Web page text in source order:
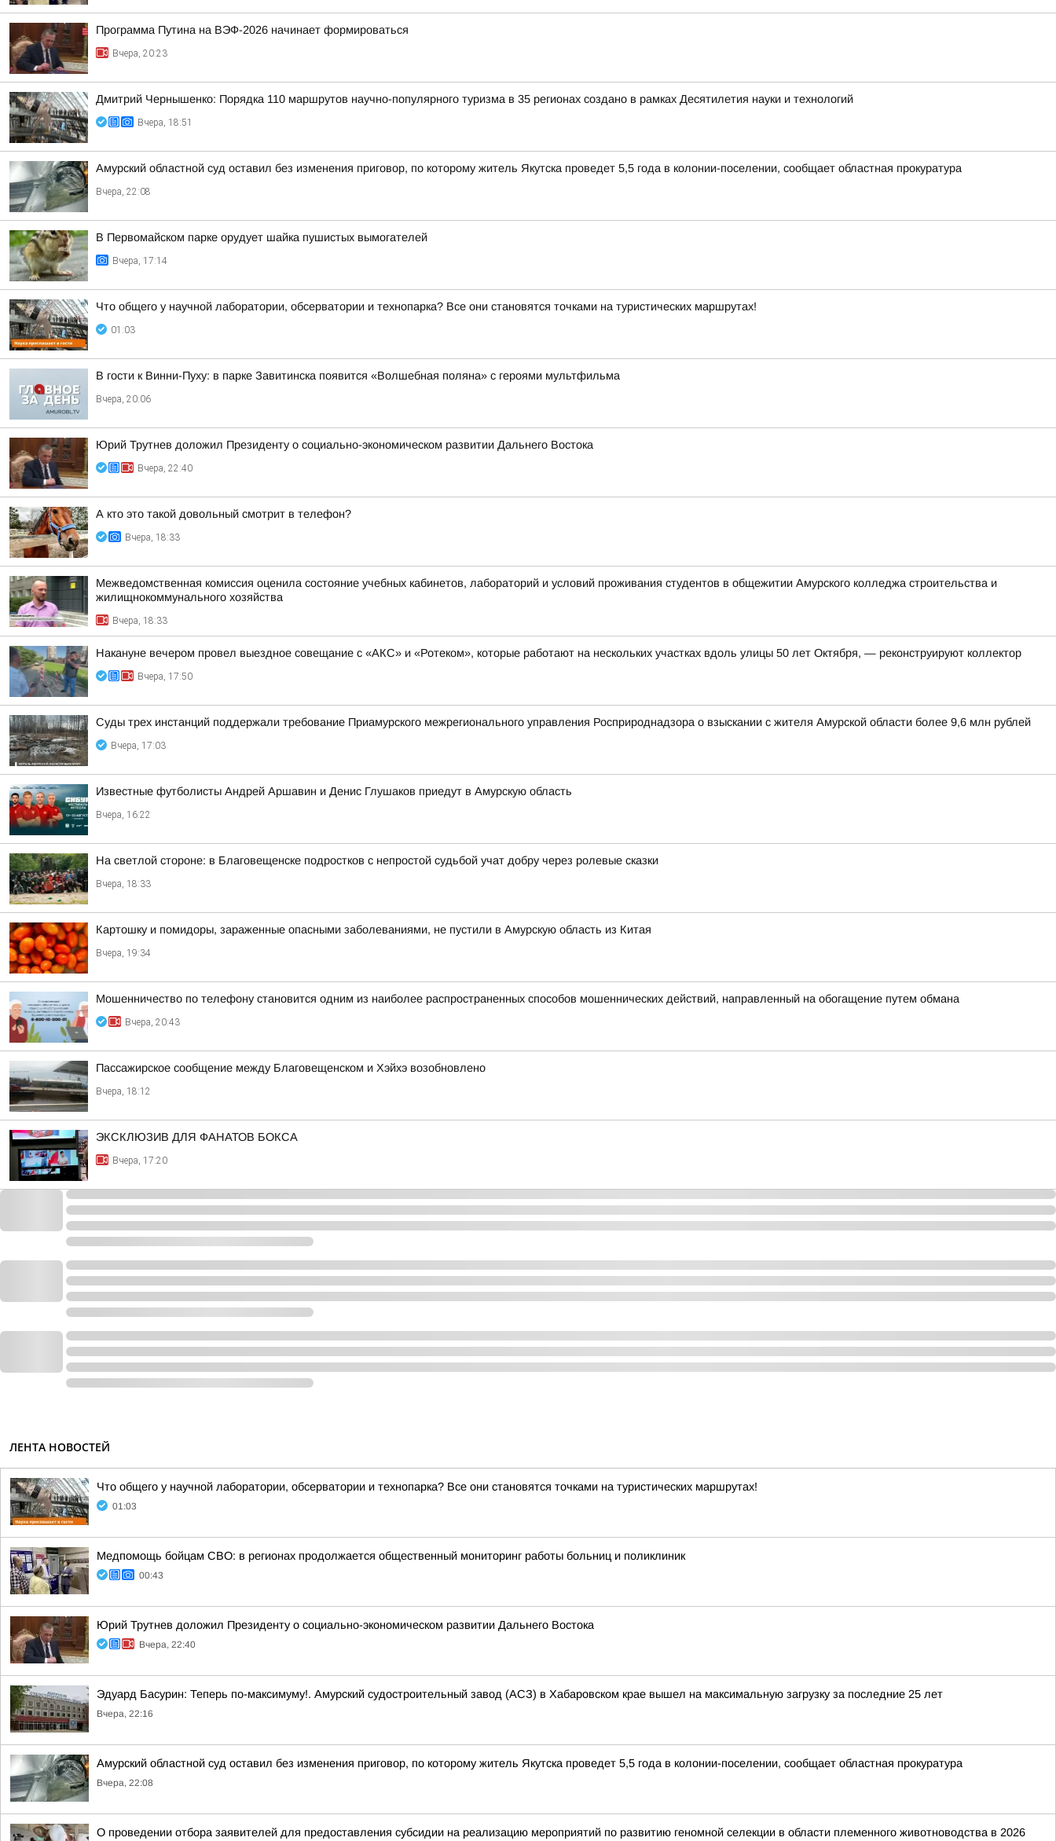
Программа Путина на ВЭФ-2026 начинает формироваться
Вчера, 20:23
Дмитрий Чернышенко: Порядка 110 маршрутов научно-популярного туризма в 35 регионах создано в рамках Десятилетия науки и технологий
Вчера, 18:51
Амурский областной суд оставил без изменения приговор, по которому житель Якутска проведет 5,5 года в колонии-поселении, сообщает областная прокуратура
Вчера, 22:08
В Первомайском парке орудует шайка пушистых вымогателей
Вчера, 17:14
Что общего у научной лаборатории, обсерватории и технопарка? Все они становятся точками на туристических маршрутах!
01:03
В гости к Винни-Пуху: в парке Завитинска появится «Волшебная поляна» с героями мультфильма
Вчера, 20:06
Юрий Трутнев доложил Президенту о социально-экономическом развитии Дальнего Востока
Вчера, 22:40
А кто это такой довольный смотрит в телефон?
Вчера, 18:33
Межведомственная комиссия оценила состояние учебных кабинетов, лабораторий и условий проживания студентов в общежитии Амурского колледжа строительства и
жилищнокоммунального хозяйства
Вчера, 18:33
Накануне вечером провел выездное совещание с «АКС» и «Ротеком», которые работают на нескольких участках вдоль улицы 50 лет Октября, — реконструируют коллектор
Вчера, 17:50
Суды трех инстанций поддержали требование Приамурского межрегионального управления Росприроднадзора о взыскании с жителя Амурской области более 9,6 млн рублей
Вчера, 17:03
Известные футболисты Андрей Аршавин и Денис Глушаков приедут в Амурскую область
Вчера, 16:22
На светлой стороне: в Благовещенске подростков с непростой судьбой учат добру через ролевые сказки
Вчера, 18:33
Картошку и помидоры, зараженные опасными заболеваниями, не пустили в Амурскую область из Китая
Вчера, 19:34
Мошенничество по телефону становится одним из наиболее распространенных способов мошеннических действий, направленный на обогащение путем обмана
Вчера, 20:43
Пассажирское сообщение между Благовещенском и Хэйхэ возобновлено
Вчера, 18:12
ЭКСКЛЮЗИВ ДЛЯ ФАНАТОВ БОКСА
Вчера, 17:20
ЛЕНТА НОВОСТЕЙ
Что общего у научной лаборатории, обсерватории и технопарка? Все они становятся точками на туристических маршрутах!
01:03
Медпомощь бойцам СВО: в регионах продолжается общественный мониторинг работы больниц и поликлиник
00:43
Юрий Трутнев доложил Президенту о социально-экономическом развитии Дальнего Востока
Вчера, 22:40
Эдуард Басурин: Теперь по-максимуму!. Амурский судостроительный завод (АСЗ) в Хабаровском крае вышел на максимальную загрузку за последние 25 лет
Вчера, 22:16
Амурский областной суд оставил без изменения приговор, по которому житель Якутска проведет 5,5 года в колонии-поселении, сообщает областная прокуратура
Вчера, 22:08
О проведении отбора заявителей для предоставления субсидии на реализацию мероприятий по развитию геномной селекции в области племенного животноводства в 2026